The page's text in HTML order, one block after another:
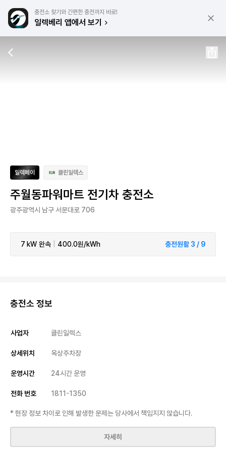
충전소 찾기와 간편한 충전까지 바로!
일렉베리 앱에서 보기
일렉페이 클린일렉스
주월동파워마트 전기차 충전소
광주광역시 남구 서문대로 706
7 kW 완속 400.0원/kWh 충전원활 3 / 9
충전소 정보
사업자 클린일렉스
상세위치 옥상주차장
운영시간 24시간 운영
전화 번호 1811-1350
* 현장 정보 차이로 인해 발생한 문제는 당사에서 책임지지 않습니다.
자세히